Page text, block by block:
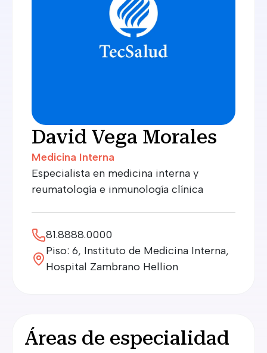
Especialista en medicina interna y
reumatología e inmunología clínica
81.8888.0000
Piso: 6, Instituto de Medicina Interna,
Hospital Zambrano Hellion
David Vega Morales
Medicina Interna
Áreas de especialidad